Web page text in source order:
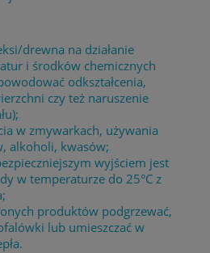
drewna na działanie
i środków chemicznych
odkształcenia,
czy też naruszenie
w zmywarkach, używania
alkoholi, kwasów;
wyjściem jest
w temperaturze do 25°C z
produktów podgrzewać,
lub umieszczać w